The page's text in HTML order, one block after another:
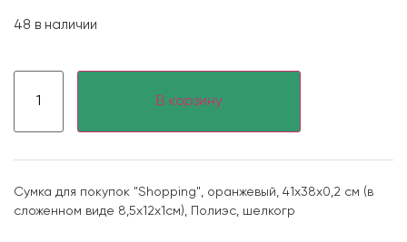
48 в наличии
В корзину
Сумка для покупок "Shopping", оранжевый, 41х38х0,2 см (в
сложенном виде 8,5х12х1см), Полиэс, шелкогр